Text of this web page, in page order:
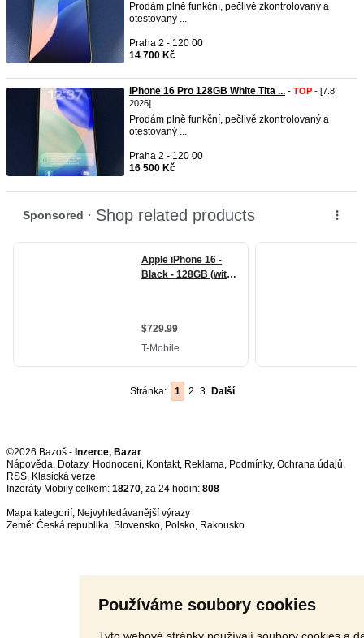
Používáme soubory cookies
Tyto webové stránky používají soubory cookies a
Prodám plně funkční, pečlivě zkontrolovaný a
otestovaný ...
Praha 2 - 120 00
14 700 Kč
iPhone 16 Pro 128GB White Tita ... - TOP - [7.8.
2026]
Prodám plně funkční, pečlivě zkontrolovaný a
otestovaný ...
Praha 2 - 120 00
16 500 Kč
Stránka: 1 2 3 Další
©2026 Bazoš - Inzerce, Bazar
Nápověda, Dotazy, Hodnocení, Kontakt, Reklama, Podmínky, Ochrana údajů,
RSS,
Inzeráty Mobily celkem: 18270, za 24 hodin: 808
Mapa kategorií, Nejvyhledávanější výrazy
Země: Česká republika, Slovensko, Polsko, Rakousko